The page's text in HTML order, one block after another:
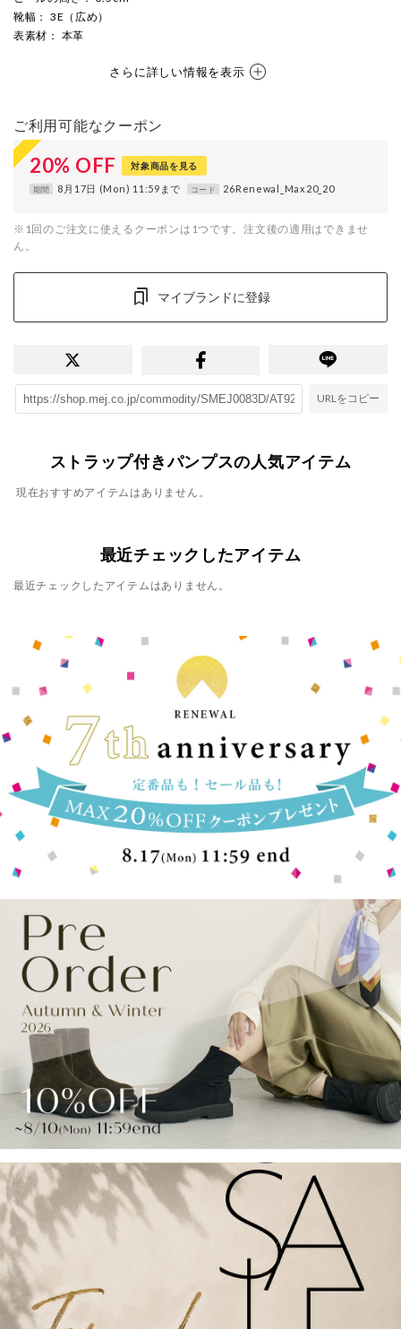
靴幅 ： 3E（広め）
表素材 ： 本革
さらに詳しい情報を表示
ご利用可能なクーポン
20% OFF 対象商品を見る
期間 8月17日 (Mon) 11:59まで コード 26Renewal_Max20_20
※1回のご注文に使えるクーポンは1つです。注文後の適用はできませ
ん。
マイブランドに登録
URLをコピー
ストラップ付きパンプスの人気アイテム
現在おすすめアイテムはありません。
最近チェックしたアイテム
最近チェックしたアイテムはありません。